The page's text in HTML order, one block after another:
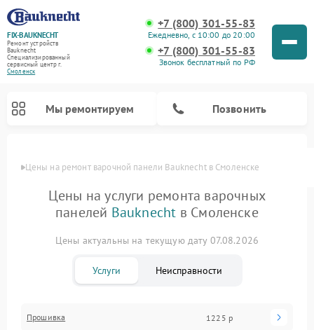
FIX-BAUKNECHT
Ремонт устройств
Bauknecht
Специализированный
cервисный центр г.
Смоленск
+7 (800) 301-55-83
Ежедневно, с 10:00 до 20:00
+7 (800) 301-55-83
Звонок бесплатный по РФ
Мы ремонтируем Позвонить
Цены на ремонт варочной панели Bauknecht в Смоленске
Цены на услуги ремонта варочных
панелей Bauknecht в Смоленске
Цены актуальны на текущую дату 07.08.2026
Услуги Неисправности
Прошивка 1225 р